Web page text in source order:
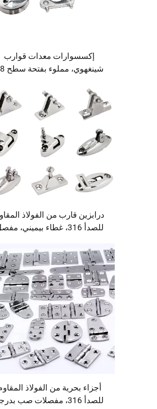
إكسسوارات معدات قوارب
شينغهوي،
مع مفتاح، مُكمل لسطح القارب
البحري
درابزين قارب من الفولاذ
للصدأ 316، غطاء بيميني،
علوي بحري
أجزاء بحرية من الفولاذ
للصدأ 316، مفصلات صب